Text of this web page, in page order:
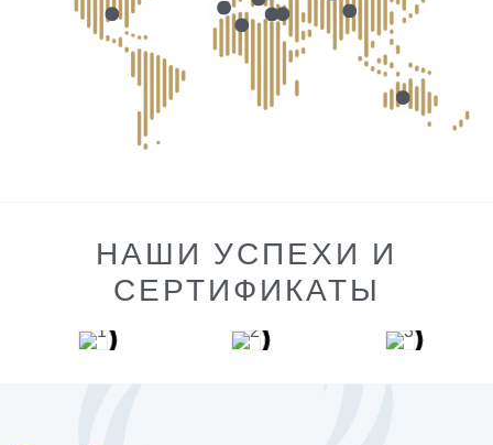
НАШИ УСПЕХИ И
СЕРТИФИКАТЫ